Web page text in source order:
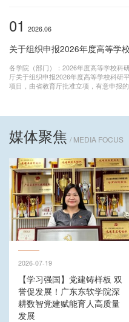
01 2026.06
关于组织申报2026年度高等学
各学院（部门）：2026年度高等学校科
厅关于组织申报2026年度高等学校科研
项目，由省教育厅批准立项，有意申报的
媒体聚焦 / MEDIA FOCUS
2026-07-19
【学习强国】党建铸样板 双
誉促发展！广东东软学院深
耕数智党建赋能育人高质量
发展